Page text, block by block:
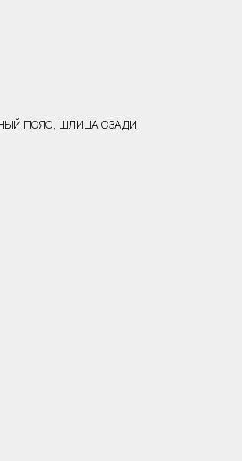
ПОЯС, ШЛИЦА СЗАДИ